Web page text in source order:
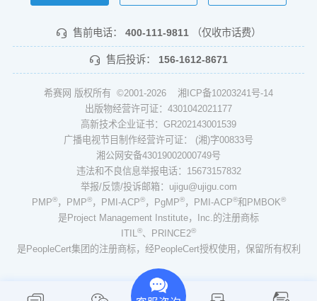
售前电话： 400-111-9811 （仅收市话费）
售后投诉： 156-1612-8671
希赛网 版权所有 ©2001-2026 湘ICP备10203241号-14
出版物经营许可证：4301042021177
高新技术企业证书：GR202143001539
广播电视节目制作经营许可证： (湘)字00833号
湘公网安备43019002000749号
违法和不良信息举报电话：15673157832
举报/反馈/投诉邮箱：ujigu@ujigu.com
PMP®，PMP®，PMI-ACP®，PgMP®，PMI-ACP®和PMBOK®
是Project Management Institute，Inc.的注册商标
ITIL®、PRINCE2®
是PeopleCert集团的注册商标，经PeopleCert授权使用，保留所有权利